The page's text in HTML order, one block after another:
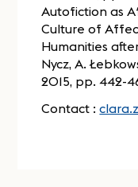
Autofiction as
Culture of
Humanities
Nycz, A.
2015, pp. 442-
Contact :